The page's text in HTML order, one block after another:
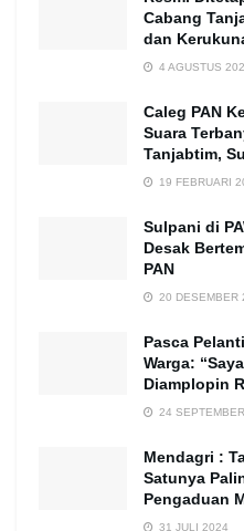
Cabang
dan
4 AGUSTUS
Caleg PAN
Suara
Tanjabtim,
19 FEBRUARI
Sulpani di
Desak
PAN
20 DESEMBER
Pasca
Warga:
Diamplopin
24
Mendagri :
Satunya
Pengaduan
31 JULI 2024